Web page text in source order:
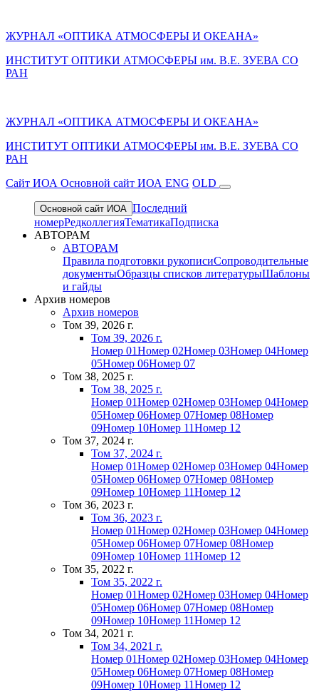
ЖУРНАЛ «ОПТИКА АТМОСФЕРЫ И ОКЕАНА»
ИНСТИТУТ ОПТИКИ АТМОСФЕРЫ им. В.Е. ЗУЕВА СО
РАН
ЖУРНАЛ «ОПТИКА АТМОСФЕРЫ И ОКЕАНА»
ИНСТИТУТ ОПТИКИ АТМОСФЕРЫ им. В.Е. ЗУЕВА СО
РАН
Cайт ИОА Основной сайт ИОА ENG OLD
Основной сайт ИОА Последний
номерРедколлегияТематикаПодписка
АВТОРАМ
АВТОРАМ
Правила подготовки рукописиСопроводительные
документыОбразцы списков литературыШаблоны
и гайды
Архив номеров
Архив номеров
Том 39, 2026 г.
Том 39, 2026 г.
Номер 01Номер 02Номер 03Номер 04Номер
05Номер 06Номер 07
Том 38, 2025 г.
Том 38, 2025 г.
Номер 01Номер 02Номер 03Номер 04Номер
05Номер 06Номер 07Номер 08Номер
09Номер 10Номер 11Номер 12
Том 37, 2024 г.
Том 37, 2024 г.
Номер 01Номер 02Номер 03Номер 04Номер
05Номер 06Номер 07Номер 08Номер
09Номер 10Номер 11Номер 12
Том 36, 2023 г.
Том 36, 2023 г.
Номер 01Номер 02Номер 03Номер 04Номер
05Номер 06Номер 07Номер 08Номер
09Номер 10Номер 11Номер 12
Том 35, 2022 г.
Том 35, 2022 г.
Номер 01Номер 02Номер 03Номер 04Номер
05Номер 06Номер 07Номер 08Номер
09Номер 10Номер 11Номер 12
Том 34, 2021 г.
Том 34, 2021 г.
Номер 01Номер 02Номер 03Номер 04Номер
05Номер 06Номер 07Номер 08Номер
09Номер 10Номер 11Номер 12